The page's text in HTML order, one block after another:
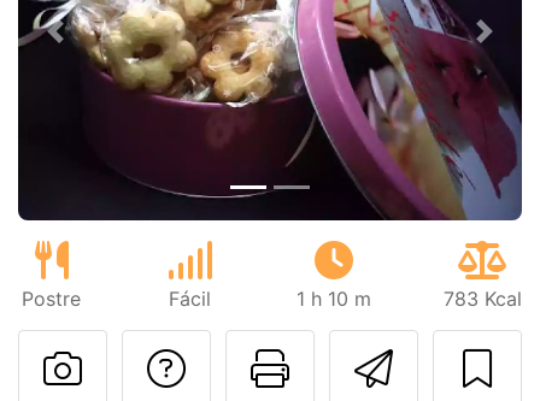
Anterior
Postre Fácil 1 h 10 m 783 Kcal
Imprimir
Preguntar al autor